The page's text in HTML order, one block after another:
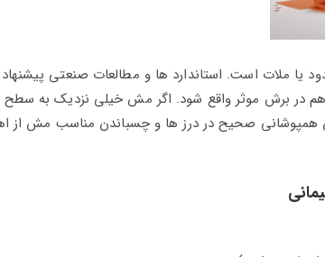
یا ملات است. استاندارد ها و مطالعات صنعتی
در برش موثر واقع شود. اگر مش خیلی نزدیک به سطح
همپوشانی صحیح در درز ها و چسباندن مناسب مش از